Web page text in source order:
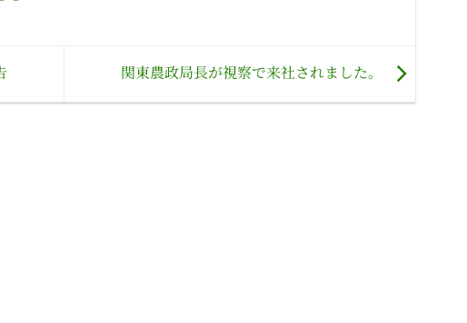
関東農政局長が視察で来社されました。